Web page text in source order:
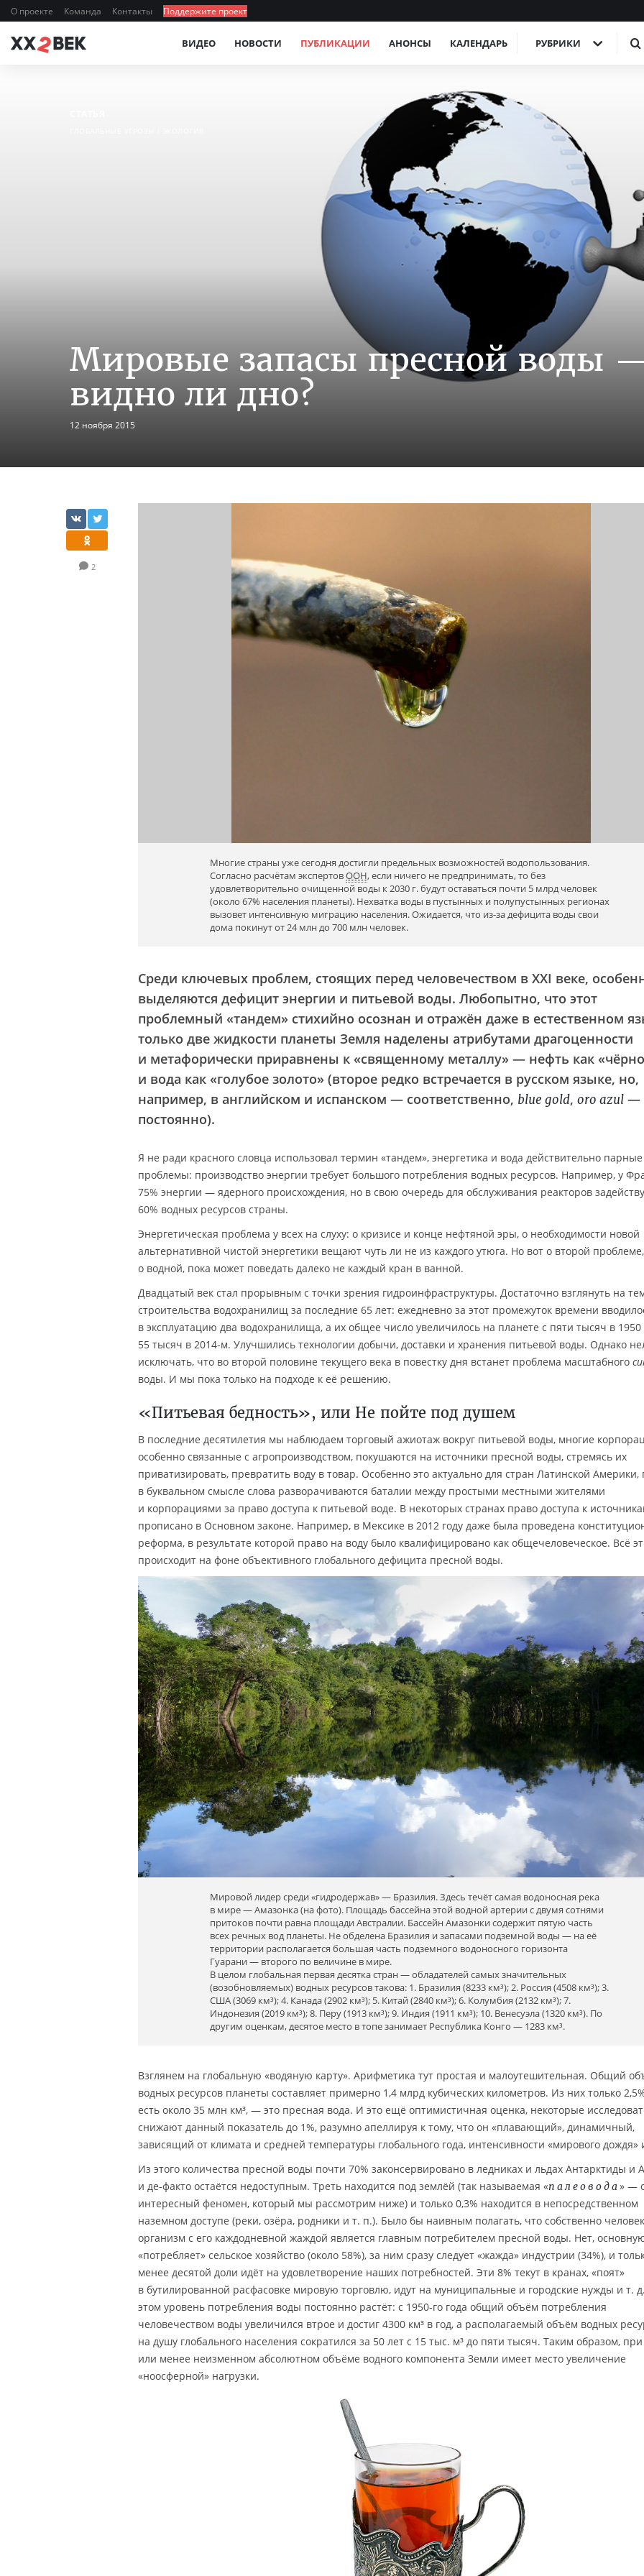
О проекте Команда Контакты Поддержите проект
ВИДЕО НОВОСТИ ПУБЛИКАЦИИ АНОНСЫ КАЛЕНДАРЬ РУБРИКИ
Мировые запасы пресной воды
видно ли дно?
12 ноября 2015
2
Многие страны уже сегодня достигли предельных возможностей водопользования.
Согласно расчётам экспертовООН, если ничего не предпринимать, то без
удовлетворительно очищенной воды к 2030 г. будут оставаться почти 5 млрд человек
(около 67% населения планеты). Нехватка воды в пустынных и полупустынных регионах
вызовет интенсивную миграцию населения. Ожидается, что из-за дефицита воды свои
дома покинут от 24 млн до 700 млн человек.
Среди ключевых проблем, стоящих перед человечеством в XXI веке,
выделяются дефицит энергии и питьевой воды. Любопытно, что этот
проблемный «тандем» стихийно осознан и отражён даже в естественном
только две жидкости планеты Земля наделены атрибутами драгоценности
и метафорически приравнены к «священному металлу» — нефть как
и вода как «голубое золото» (второе редко встречается в русском языке, но,
например, в английском и испанском — соответственно, blue gold, oro azul —
постоянно).
Я не ради красного словца использовал термин «тандем», энергетика и вода действительно парные
проблемы: производство энергии требует большого потребления водных ресурсов. Например, у
75% энергии — ядерного происхождения, но в свою очередь для обслуживания реакторов
60% водных ресурсов страны.
Энергетическая проблема у всех на слуху: о кризисе и конце нефтяной эры, о необходимости новой
альтернативной чистой энергетики вещают чуть ли не из каждого утюга. Но вот о второй проблеме,
о водной, пока может поведать далеко не каждый кран в ванной.
Двадцатый век стал прорывным с точки зрения гидроинфраструктуры. Достаточно взглянуть на
строительства водохранилищ за последние 65 лет: ежедневно за этот промежуток времени
в эксплуатацию два водохранилища, а их общее число увеличилось на планете с пяти тысяч в 1950
55 тысяч в 2014-м. Улучшились технологии добычи, доставки и хранения питьевой воды. Однако
исключать, что во второй половине текущего века в повестку дня встанет проблема масштабного
воды. И мы пока только на подходе к её решению.
«Питьевая бедность», или Не пойте под душем
В последние десятилетия мы наблюдаем торговый ажиотаж вокруг питьевой воды, многие
особенно связанные с агропроизводством, покушаются на источники пресной воды, стремясь их
приватизировать, превратить воду в товар. Особенно это актуально для стран Латинской Америки,
в буквальном смысле слова разворачиваются баталии между простыми местными жителями
и корпорациями за право доступа к питьевой воде. В некоторых странах право доступа к
прописано в Основном законе. Например, в Мексике в 2012 году даже была проведена
реформа, в результате которой право на воду было квалифицировано как общечеловеческое. Всё
происходит на фоне объективного глобального дефицита пресной воды.
Мировой лидер среди «гидродержав» — Бразилия. Здесь течёт самая водоносная река
в мире — Амазонка (на фото). Площадь бассейна этой водной артерии с двумя сотнями
притоков почти равна площади Австралии. Бассейн Амазонки содержит пятую часть
всех речных вод планеты. Не обделена Бразилия и запасами подземной воды — на её
территории располагается большая часть подземного водоносного горизонта
Гуарани — второго по величине в мире.
В целом глобальная первая десятка стран — обладателей самых значительных
(возобновляемых) водных ресурсов такова: 1. Бразилия (8233 км³); 2. Россия (4508 км³); 3.
США (3069 км³); 4. Канада (2902 км³); 5. Китай (2840 км³); 6. Колумбия (2132 км³); 7.
Индонезия (2019 км³); 8. Перу (1913 км³); 9. Индия (1911 км³); 10. Венесуэла (1320 км³). По
другим оценкам, десятое место в топе занимает Республика Конго — 1283 км³.
Взглянем на глобальную «водяную карту». Арифметика тут простая и малоутешительная. Общий
водных ресурсов планеты составляет примерно 1,4 млрд кубических километров. Из них только
есть около 35 млн км³, — это пресная вода. И это ещё оптимистичная оценка, некоторые
снижают данный показатель до 1%, разумно апеллируя к тому, что он «плавающий», динамичный,
зависящий от климата и средней температуры глобального года, интенсивности «мирового дождя»
Из этого количества пресной воды почти 70% законсервировано в ледниках и льдах Антарктиды и
и де-факто остаётся недоступным. Треть находится под землёй (так называемая «палеовода» —
интересный феномен, который мы рассмотрим ниже) и только 0,3% находится в непосредственном
наземном доступе (реки, озёра, родники и т. п.). Было бы наивным полагать, что собственно
организм с его каждодневной жаждой является главным потребителем пресной воды. Нет,
«потребляет» сельское хозяйство (около 58%), за ним сразу следует «жажда» индустрии (34%), и
менее десятой доли идёт на удовлетворение наших потребностей. Эти 8% текут в кранах, «поят»
в бутилированной расфасовке мировую торговлю, идут на муниципальные и городские нужды и т.
этом уровень потребления воды постоянно растёт: с 1950-го года общий объём потребления
человечеством воды увеличился втрое и достиг 4300 км³ в год, а располагаемый объём водных
на душу глобального населения сократился за 50 лет с 15 тыс. м³ до пяти тысяч. Таким образом,
или менее неизменном абсолютном объёме водного компонента Земли имеет место увеличение
«ноосферной» нагрузки.